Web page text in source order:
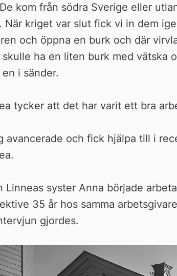
kom från södra Sverige eller
När kriget var slut fick vi in dem
och öppna en burk och där
skulle ha en liten burk med vätska
en i sänder.
tycker att det har varit ett bra
avancerade och fick hjälpa till i
Linneas syster Anna började
35 år hos samma
gjordes.